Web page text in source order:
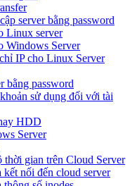
server bằng password
Linux server
Windows Server
IP cho Linux Server
bằng password
sử dụng đối với tài
HDD
Server
thời gian trên Cloud Server
nối đến cloud server